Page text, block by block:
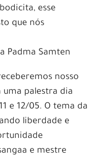
esse
que nós
Padma Samten
nosso
uma palestra dia
e 12/05. O tema da
liberdade e
e mestre